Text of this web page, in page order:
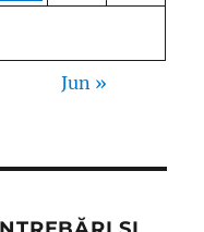
Jun »